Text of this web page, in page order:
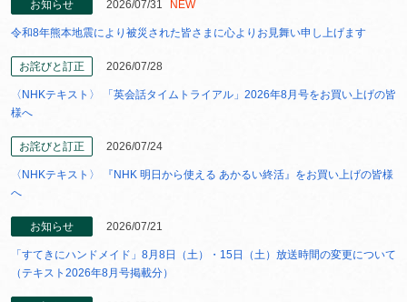
お知らせ 2026/07/31 NEW
令和8年熊本地震により被災された皆さまに心よりお見舞い申し上げます
お詫びと訂正 2026/07/28
〈NHKテキスト〉 「英会話タイムトライアル」2026年8月号をお買い上げの皆
様へ
お詫びと訂正 2026/07/24
〈NHKテキスト〉 『NHK 明日から使える あかるい終活』をお買い上げの皆様
へ
お知らせ 2026/07/21
「すてきにハンドメイド」8月8日（土）・15日（土）放送時間の変更について
（テキスト2026年8月号掲載分）